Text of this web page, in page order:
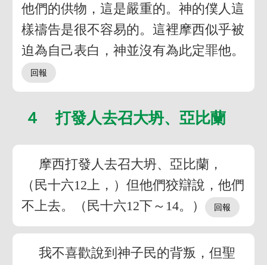
他們的供物，這是嚴重的。神的僕人這
樣禱告是很不容易的。這裡摩西似乎被
迫為自己表白，神並沒有為此定罪他。
４ 打發人去召大坍、亞比蘭
摩西打發人去召大坍、亞比蘭，
（民十六12上，）但他們狡辯說，他們
不上去。（民十六12下～14。）
我不喜歡說到神子民的背叛，但聖